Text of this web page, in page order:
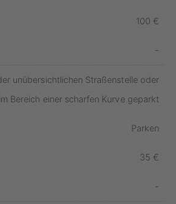
100 €
-
unübersichtlichen Straßenstelle oder
im Bereich einer scharfen Kurve geparkt
Parken
35 €
-